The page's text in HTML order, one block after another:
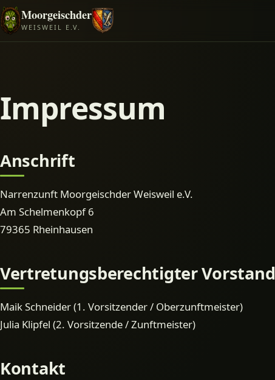
Moorgeischder
WEISWEIL E.V.
Impressum
Anschrift
Narrenzunft Moorgeischder Weisweil e.V.
Am Schelmenkopf 6
79365 Rheinhausen
Vertretungsberechtigter Vorstand
Maik Schneider (1. Vorsitzender / Oberzunftmeister)
Julia Klipfel (2. Vorsitzende / Zunftmeister)
Kontakt